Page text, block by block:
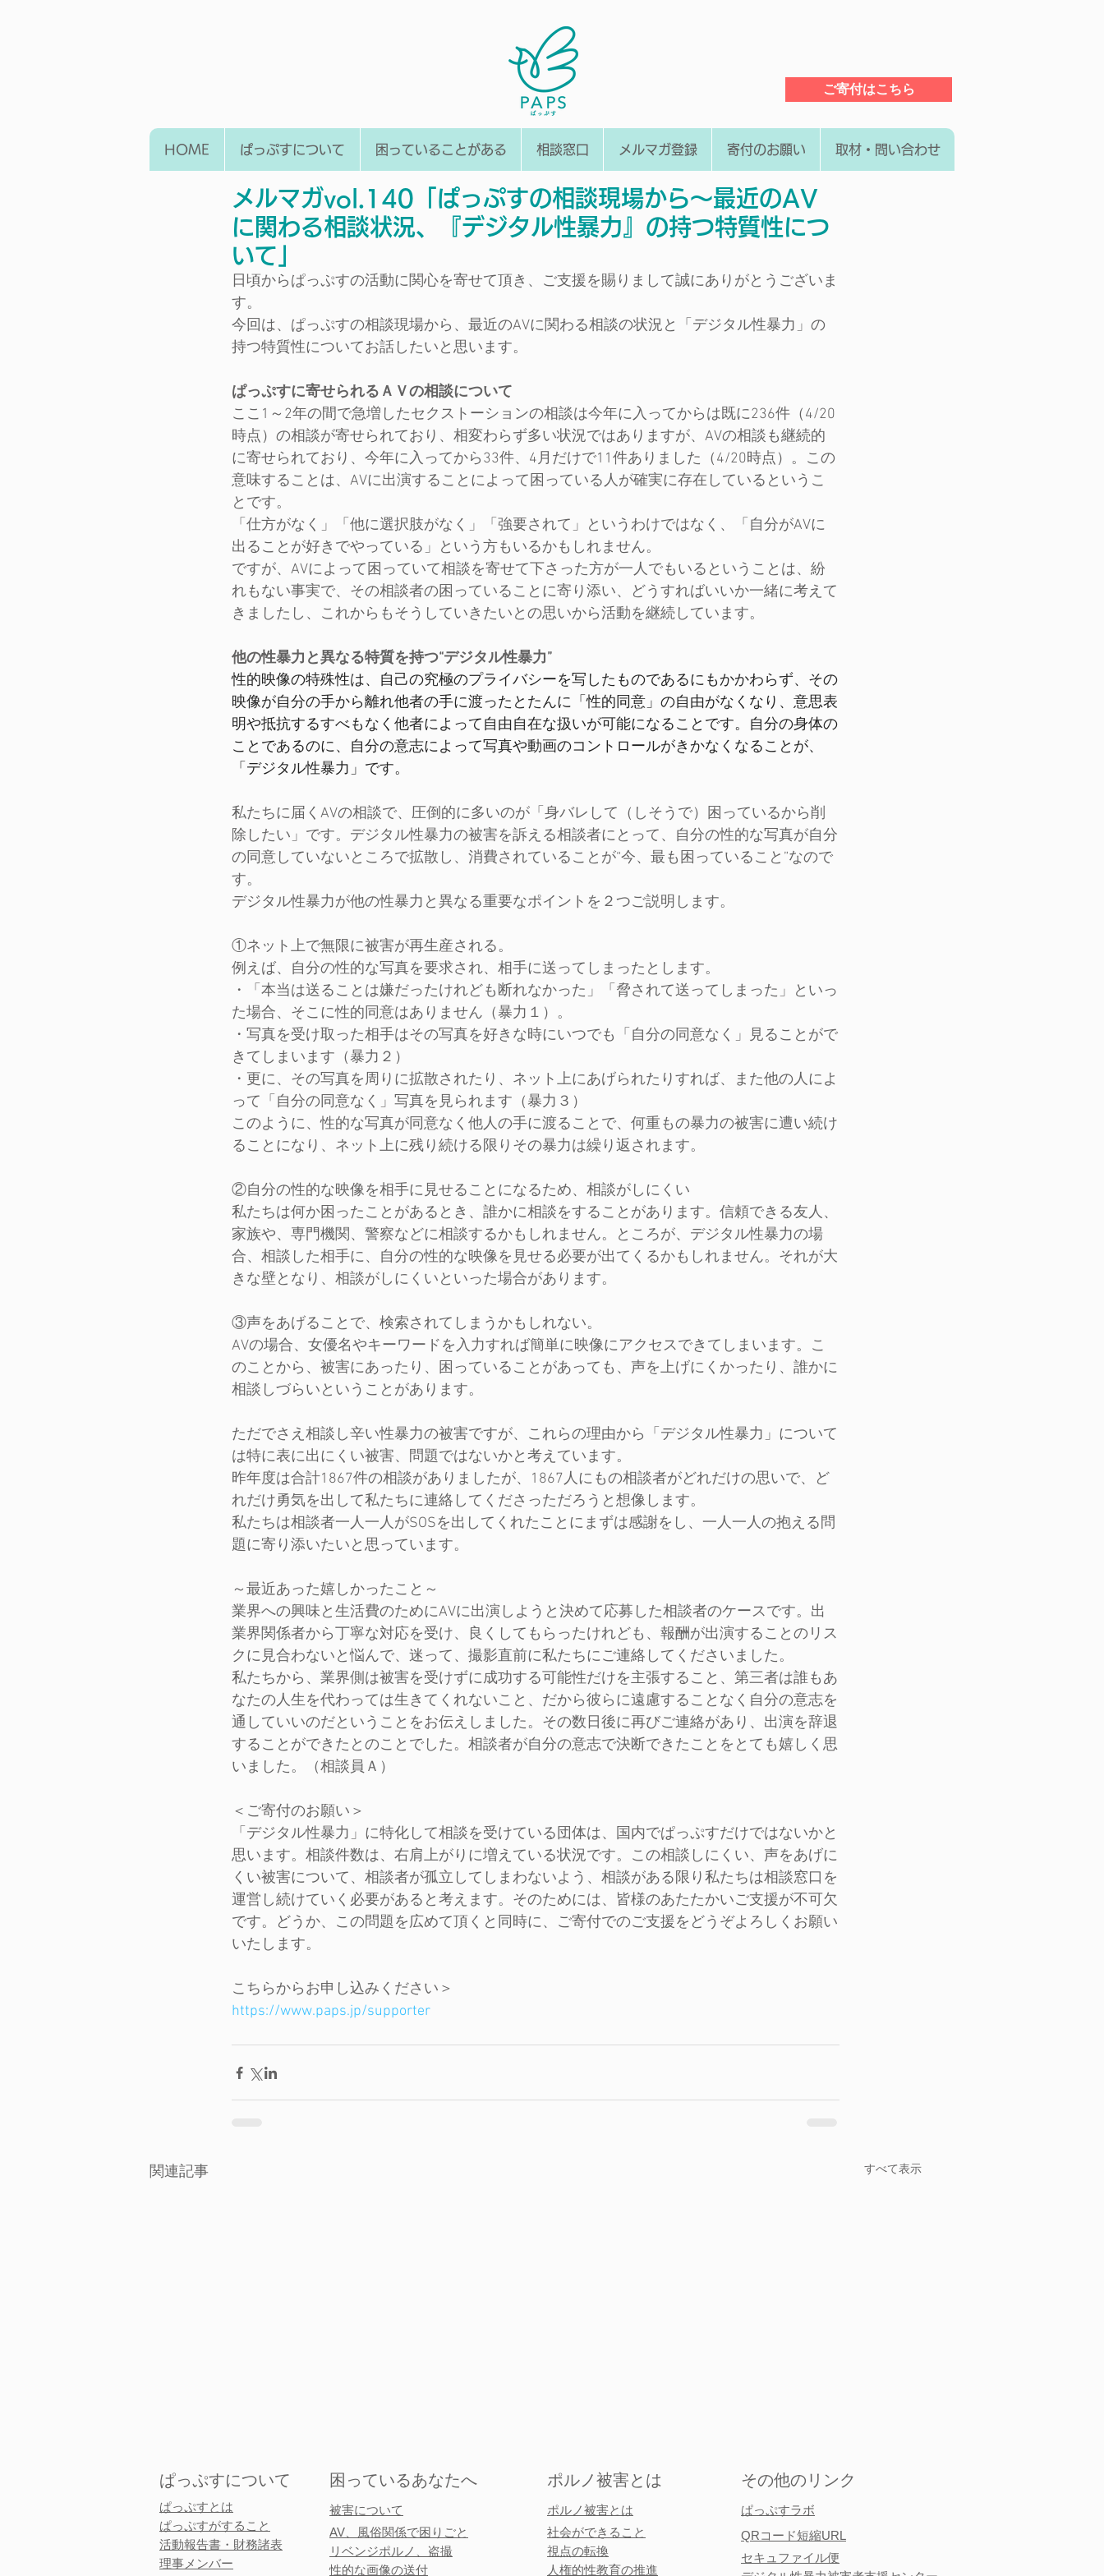
ご寄付はこちら
HOME ぱっぷすについて 困っていることがある 相談窓口 メルマガ登録 寄付のお願い 取材・問い合わせ
メルマガvol.140「ぱっぷすの相談現場から～最近のAV
に関わる相談状況、『デジタル性暴力』の持つ特質性につ
いて」
日頃からぱっぷすの活動に関心を寄せて頂き、ご支援を賜りまして誠にありがとうございま
す。
今回は、ぱっぷすの相談現場から、最近のAVに関わる相談の状況と「デジタル性暴力」の
持つ特質性についてお話したいと思います。
ぱっぷすに寄せられるＡＶの相談について
ここ1～2年の間で急増したセクストーションの相談は今年に入ってからは既に236件（4/20
時点）の相談が寄せられており、相変わらず多い状況ではありますが、AVの相談も継続的
に寄せられており、今年に入ってから33件、4月だけで11件ありました（4/20時点）。この
意味することは、AVに出演することによって困っている人が確実に存在しているというこ
とです。
「仕方がなく」「他に選択肢がなく」「強要されて」というわけではなく、「自分がAVに
出ることが好きでやっている」という方もいるかもしれません。
ですが、AVによって困っていて相談を寄せて下さった方が一人でもいるということは、紛
れもない事実で、その相談者の困っていることに寄り添い、どうすればいいか一緒に考えて
きましたし、これからもそうしていきたいとの思いから活動を継続しています。
他の性暴力と異なる特質を持つ“デジタル性暴力”
性的映像の特殊性は、自己の究極のプライバシーを写したものであるにもかかわらず、その
映像が自分の手から離れ他者の手に渡ったとたんに「性的同意」の自由がなくなり、意思表
明や抵抗するすべもなく他者によって自由自在な扱いが可能になることです。自分の身体の
ことであるのに、自分の意志によって写真や動画のコントロールがきかなくなることが、
「デジタル性暴力」です。
私たちに届くAVの相談で、圧倒的に多いのが「身バレして（しそうで）困っているから削
除したい」です。デジタル性暴力の被害を訴える相談者にとって、自分の性的な写真が自分
の同意していないところで拡散し、消費されていることが“今、最も困っていること”なので
す。
デジタル性暴力が他の性暴力と異なる重要なポイントを２つご説明します。
①ネット上で無限に被害が再生産される。
例えば、自分の性的な写真を要求され、相手に送ってしまったとします。
・「本当は送ることは嫌だったけれども断れなかった」「脅されて送ってしまった」といっ
た場合、そこに性的同意はありません（暴力１）。
・写真を受け取った相手はその写真を好きな時にいつでも「自分の同意なく」見ることがで
きてしまいます（暴力２）
・更に、その写真を周りに拡散されたり、ネット上にあげられたりすれば、また他の人によ
って「自分の同意なく」写真を見られます（暴力３）
このように、性的な写真が同意なく他人の手に渡ることで、何重もの暴力の被害に遭い続け
ることになり、ネット上に残り続ける限りその暴力は繰り返されます。
②自分の性的な映像を相手に見せることになるため、相談がしにくい
私たちは何か困ったことがあるとき、誰かに相談をすることがあります。信頼できる友人、
家族や、専門機関、警察などに相談するかもしれません。ところが、デジタル性暴力の場
合、相談した相手に、自分の性的な映像を見せる必要が出てくるかもしれません。それが大
きな壁となり、相談がしにくいといった場合があります。
③声をあげることで、検索されてしまうかもしれない。
AVの場合、女優名やキーワードを入力すれば簡単に映像にアクセスできてしまいます。こ
のことから、被害にあったり、困っていることがあっても、声を上げにくかったり、誰かに
相談しづらいということがあります。
ただでさえ相談し辛い性暴力の被害ですが、これらの理由から「デジタル性暴力」について
は特に表に出にくい被害、問題ではないかと考えています。
昨年度は合計1867件の相談がありましたが、1867人にもの相談者がどれだけの思いで、ど
れだけ勇気を出して私たちに連絡してくださっただろうと想像します。
私たちは相談者一人一人がSOSを出してくれたことにまずは感謝をし、一人一人の抱える問
題に寄り添いたいと思っています。
～最近あった嬉しかったこと～
業界への興味と生活費のためにAVに出演しようと決めて応募した相談者のケースです。出
業界関係者から丁寧な対応を受け、良くしてもらったけれども、報酬が出演することのリス
クに見合わないと悩んで、迷って、撮影直前に私たちにご連絡してくださいました。
私たちから、業界側は被害を受けずに成功する可能性だけを主張すること、第三者は誰もあ
なたの人生を代わっては生きてくれないこと、だから彼らに遠慮することなく自分の意志を
通していいのだということをお伝えしました。その数日後に再びご連絡があり、出演を辞退
することができたとのことでした。相談者が自分の意志で決断できたことをとても嬉しく思
いました。（相談員Ａ）
＜ご寄付のお願い＞
「デジタル性暴力」に特化して相談を受けている団体は、国内でぱっぷすだけではないかと
思います。相談件数は、右肩上がりに増えている状況です。この相談しにくい、声をあげに
くい被害について、相談者が孤立してしまわないよう、相談がある限り私たちは相談窓口を
運営し続けていく必要があると考えます。そのためには、皆様のあたたかいご支援が不可欠
です。どうか、この問題を広めて頂くと同時に、ご寄付でのご支援をどうぞよろしくお願い
いたします。
こちらからお申し込みください＞
https://www.paps.jp/supporter
関連記事 すべて表示
ぱっぷすについて
ぱっぷすとは
ぱっぷすがすること
​活動報告書・財務諸表
理事メンバー
困っているあなたへ
被害について
AV、風俗関係で困りごと
リベンジポルノ、盗撮
性的な画像の送付
ポルノ被害とは
ポルノ被害とは
社会ができること
視点の転換
人権的性教育の推進
​その他のリンク
​​ぱっぷすラボ
QRコード短縮URL
セキュファイル便